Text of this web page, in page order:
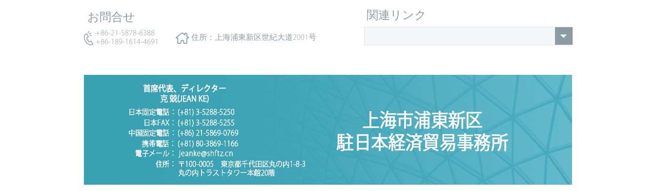
お問合せ
+86-21-5878-8388
+86-189-1614-4691
住所：上海浦東新区世紀大道2001号
関連リンク